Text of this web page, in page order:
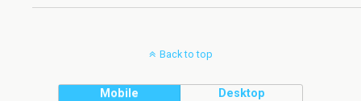
Back to top
Mobile Desktop